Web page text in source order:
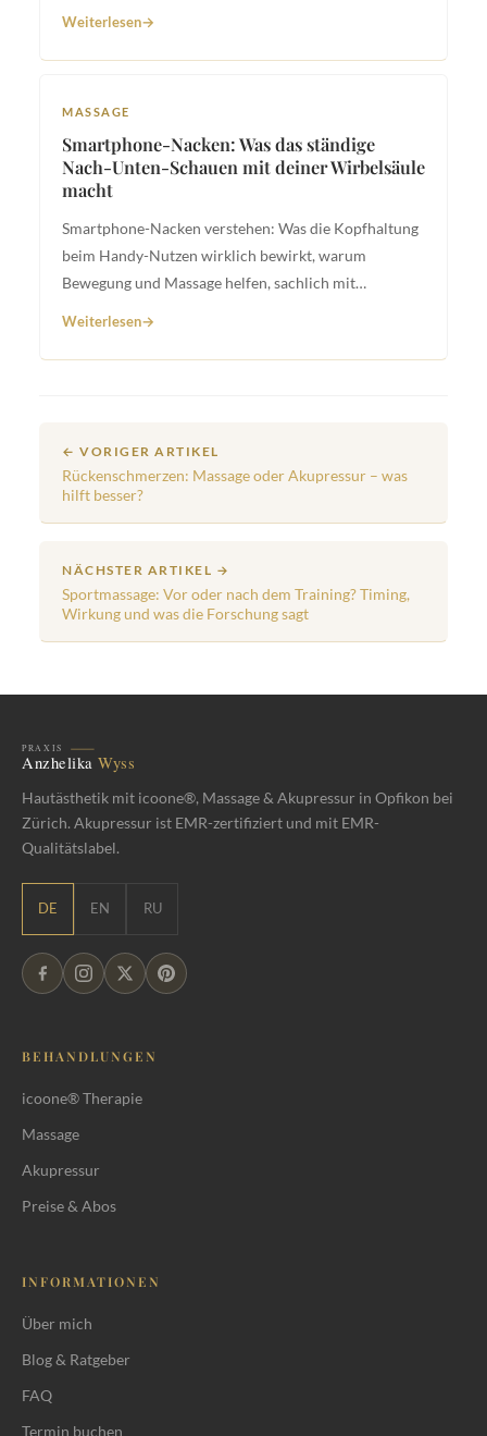
Weiterlesen
MASSAGE
Smartphone-Nacken: Was das ständige
Nach-Unten-Schauen mit deiner Wirbelsäule
macht
Smartphone-Nacken verstehen: Was die Kopfhaltung
beim Handy-Nutzen wirklich bewirkt, warum
Bewegung und Massage helfen, sachlich mit
Weiterlesen
← VORIGER ARTIKEL
Rückenschmerzen: Massage oder Akupressur – was
hilft besser?
NÄCHSTER ARTIKEL →
Sportmassage: Vor oder nach dem Training? Timing,
Wirkung und was die Forschung sagt
Hautästhetik mit icoone®, Massage & Akupressur in Opfikon bei
Zürich. Akupressur ist EMR-zertifiziert und mit EMR-
Qualitätslabel.
DE EN RU
BEHANDLUNGEN
icoone® Therapie
Massage
Akupressur
Preise & Abos
INFORMATIONEN
Über mich
Blog & Ratgeber
FAQ
Termin buchen